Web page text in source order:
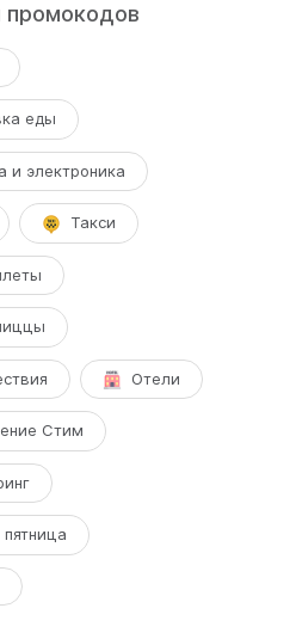
промокодов
еды
и электроника
Такси
Отели
Стим